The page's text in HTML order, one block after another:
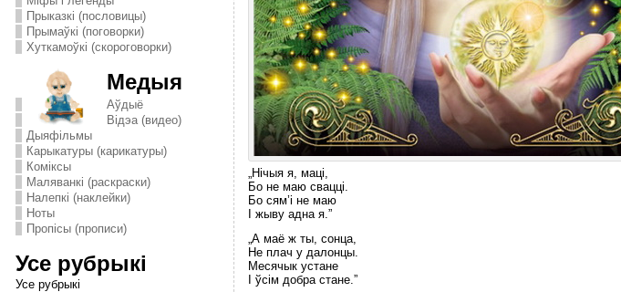
Прыказкі (пословицы)
Прымаўкі (поговорки)
Хуткамоўкі (скороговорки)
Медыя
Аўдыё
Відэа (видео)
Дыяфільмы
Карыкатуры (карикатуры)
Комiксы
Маляванкі (раскраски)
Налепкі (наклейки)
Ноты
Пропісы (прописи)
Усе рубрыкі
Усе рубрыкі
„Нiчыя я, мацi,
Бо не маю сваццi.
Бо сям’i не маю
I жыву адна я.”
„А маё ж ты, сонца,
Не плач у далонцы.
Месячык устане
I ўсiм добра стане.”